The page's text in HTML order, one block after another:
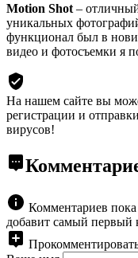
Motion Shot –
уникальных
функционал был в
видео и фотосъемки я
На нашем сайте вы
регистрации и
вирусов!
Комментариев
добавит самый первый